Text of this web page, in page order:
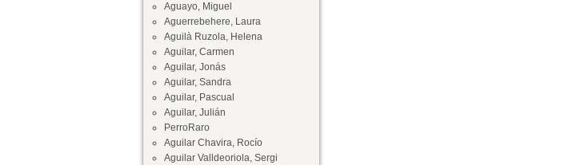
Aguayo, Miguel
Aguerrebehere, Laura
Aguilà Ruzola, Helena
Aguilar, Carmen
Aguilar, Jonás
Aguilar, Sandra
Aguilar, Pascual
Aguilar, Julián
PerroRaro
Aguilar Chavira, Rocío
Aguilar Valldeoriola, Sergi